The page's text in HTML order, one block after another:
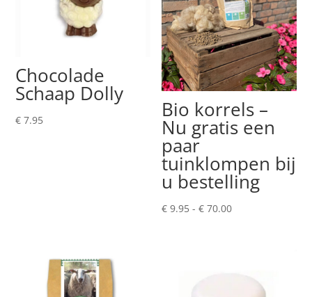
Chocolade
Schaap Dolly
€ 7.95 Bio korrels –
Nu gratis een
paar
tuinklompen bij
u bestelling
€ 9.95 - € 70.00Prijsklasse: